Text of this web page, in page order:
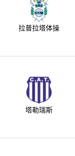
拉普拉塔体操
塔勒瑞斯